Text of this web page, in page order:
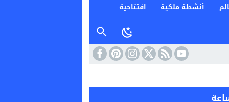
أنشطة ملكية افتتاحية